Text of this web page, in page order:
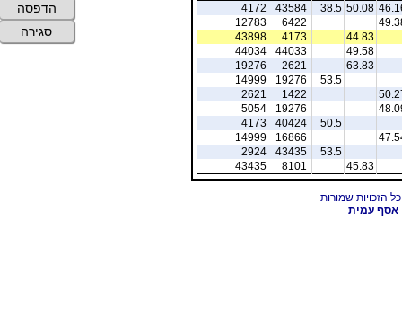
50.08
38.5
43584
4172
6422
12783
44.83
4173
43898
49.58
44033
44034
63.83
2621
19276
53.5
19276
14999
1422
2621
19276
5054
50.5
40424
4173
16866
14999
53.5
43435
2924
45.83
8101
43435
אסף עמית
הדפסה
סגירה